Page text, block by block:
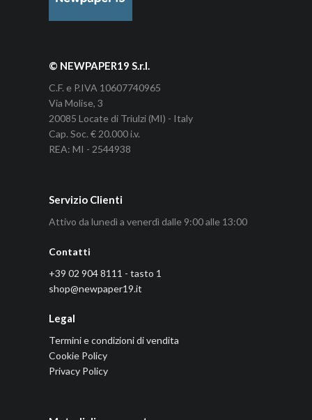
© NEWPAPER19 S.r.l.
C.F. e P.IVA 10607740965
Via Molise, 3
20085 Locate di Triulzi (MI) - Italy
Cap. Soc. € 20.000 i.v.
REA: MI - 2544938
Servizio Clienti
Attivo da lunedì a venerdì dalle 9:00 alle 13:00
Contatti
+39 02 904 8111 - tasto 1
shop@newpaper19.it
Legal
Termini e condizioni di vendita
Cookie Policy
Privacy Policy